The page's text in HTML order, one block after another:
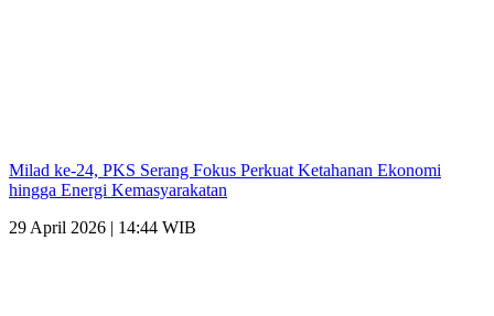
Milad ke-24, PKS Serang Fokus Perkuat Ketahanan Ekonomi
hingga Energi Kemasyarakatan
29 April 2026 | 14:44 WIB